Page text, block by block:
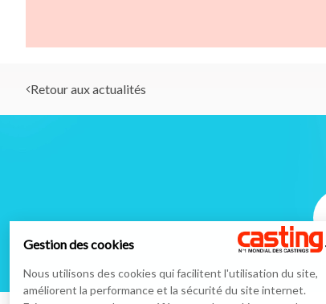
Retour aux actualités
Gestion des cookies
Nous utilisons des cookies qui facilitent l'utilisation du site,
améliorent la performance et la sécurité du site internet.